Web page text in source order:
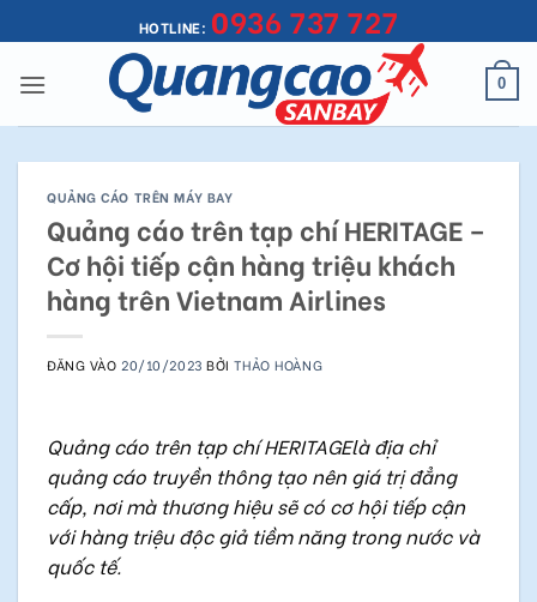
qua
nội
HOTLINE: 0936 737 727
0
QUẢNG CÁO TRÊN MÁY BAY
Quảng cáo trên tạp chí HERITAGE –
Cơ hội tiếp cận hàng triệu khách
hàng trên Vietnam Airlines
ĐĂNG VÀO 20/10/2023 BỞITHẢO HOÀNG
Quảng cáo trên tạp chí HERITAGElà địa chỉ
quảng cáo truyền thông tạo nên giá trị đẳng
cấp, nơi mà thương hiệu sẽ có cơ hội tiếp cận
với hàng triệu độc giả tiềm năng trong nước và
quốc tế.